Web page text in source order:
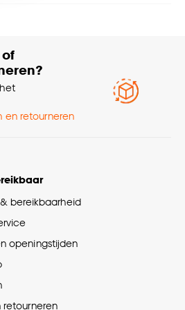
6 CM
240 CM
PEFC (Duurzaam hout)
en retourneren
bereikbaarheid
openingstijden
retourneren